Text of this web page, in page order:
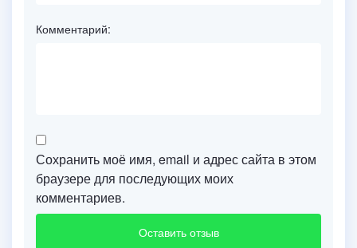
Комментарий:
Сохранить моё имя, email и адрес сайта в этом
браузере для последующих моих
комментариев.